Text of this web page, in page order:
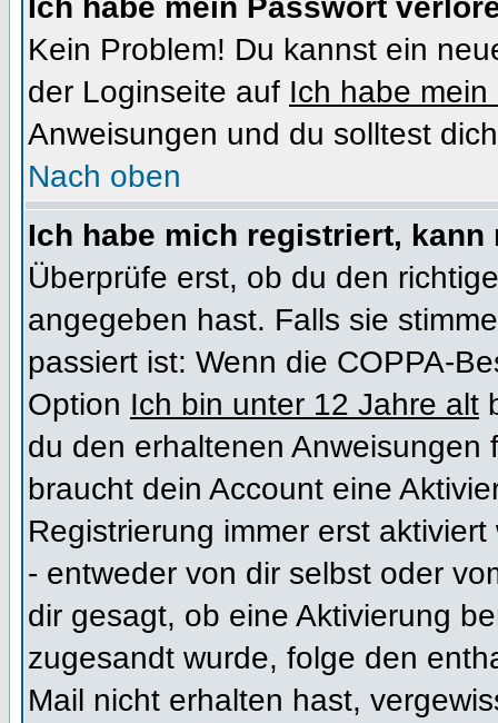
Kein Problem! Du kannst ein
der Loginseite auf Ich habe
Anweisungen und du solltest
Nach oben
Ich habe mich registriert,
Überprüfe erst, ob du den
angegeben hast. Falls sie
passiert ist: Wenn die COPPA-
Option Ich bin unter 12 Jahre alt
du den erhaltenen
braucht dein Account eine
Registrierung immer erst
- entweder von dir selbst oder
dir gesagt, ob eine Aktivierung
zugesandt wurde, folge den
Mail nicht erhalten hast,